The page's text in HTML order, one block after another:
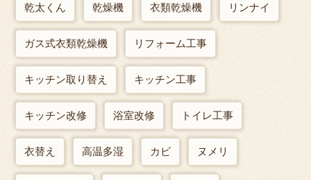
乾太くん 乾燥機 衣類乾燥機 リンナイ
ガス式衣類乾燥機 リフォーム工事
キッチン取り替え キッチン工事
キッチン改修 浴室改修 トイレ工事
衣替え 高温多湿 カビ ヌメリ